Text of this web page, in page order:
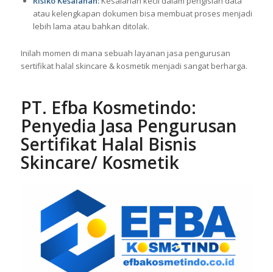
atau kelengkapan dokumen bisa membuat proses menjadi
lebih lama atau bahkan ditolak.
Inilah momen di mana sebuah layanan jasa pengurusan
sertifikat halal skincare & kosmetik menjadi sangat berharga.
PT. Efba Kosmetindo:
Penyedia Jasa Pengurusan
Sertifikat Halal Bisnis
Skincare/ Kosmetik